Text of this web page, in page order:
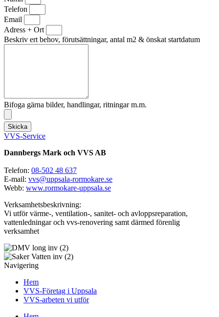
Telefon
Email
Adress + Ort
Beskriv ert behov, förutsättningar, antal m2 & önskat startdatum
Bifoga gärna bilder, handlingar, ritningar m.m.
Skicka
VVS-Service
Dannbergs Mark och VVS AB
Telefon: 08-502 48 637
E-mail: vvs@uppsala-rormokare.se
Webb: www.rormokare-uppsala.se
Verksamhetsbeskrivning:
Vi utför värme-, ventilation-, sanitet- och avloppsreparation,
vattenledningar och vvs-renovering samt därmed förenlig
verksamhet
Navigering
Hem
VVS-Företag i Uppsala
VVS-arbeten vi utför